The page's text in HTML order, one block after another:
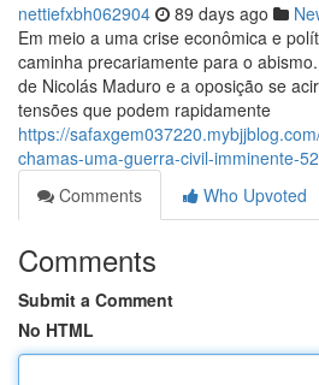
nettiefxbh062904 89 days ago
Em meio a uma crise econômica e
caminha precariamente para o
de Nicolás Maduro e a oposição se
tensões que podem rapidamente
https://
chamas-uma-guerra-civil-imminente-
Comments
Who Upvoted
Comments
Submit a Comment
No HTML